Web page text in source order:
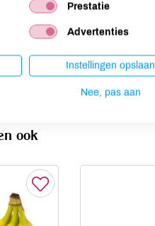
niet aanwezig
niet aanwezig
niet aanwezig
ook
Prestatie
Advertenties
Instellingen opslaan
Nee, pas aan